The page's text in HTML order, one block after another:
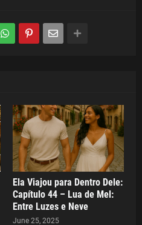
Ela Viajou para Dentro Dele:
Capítulo 44 – Lua de Mel:
Entre Luzes e Neve
June 25, 2025